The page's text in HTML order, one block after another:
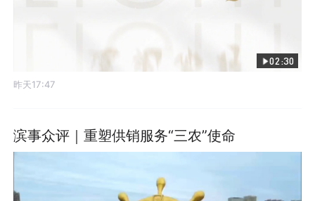
02:30
昨天17:47
滨事众评｜重塑供销服务“三农”使命